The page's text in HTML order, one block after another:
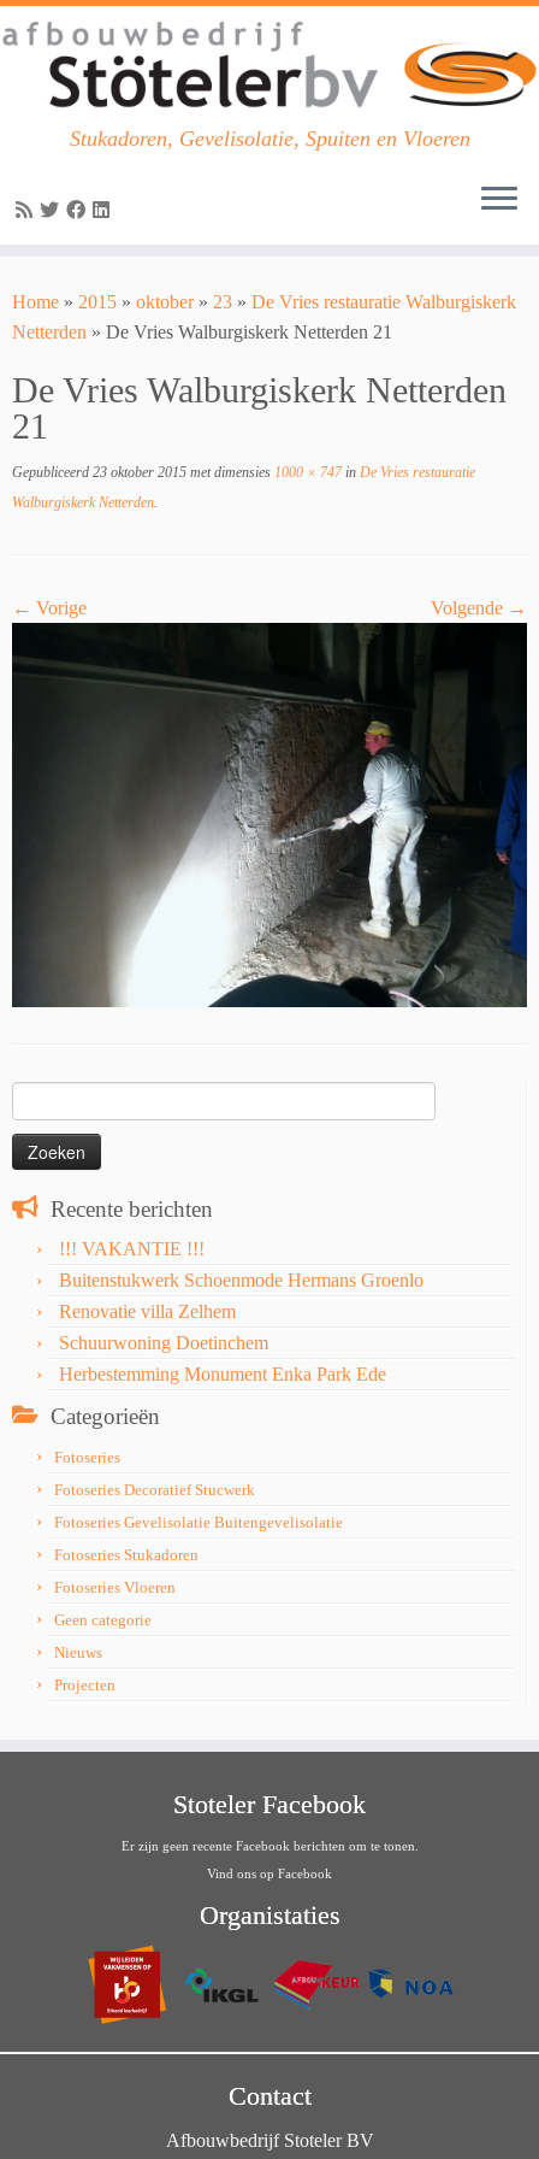
to
content
Stukadoren, Gevelisolatie, Spuiten en Vloeren
Home » 2015 » oktober » 23 » De Vries restauratie Walburgiskerk
Netterden » De Vries Walburgiskerk Netterden 21
De Vries Walburgiskerk Netterden
21
Gepubliceerd 23 oktober 2015 met dimensies 1000 × 747in De Vries restauratie
Walburgiskerk Netterden
← Vorige Volgende →
naar:
Recente berichten
!!! VAKANTIE !!!
Buitenstukwerk Schoenmode Hermans Groenlo
Renovatie villa Zelhem
Schuurwoning Doetinchem
Herbestemming Monument Enka Park Ede
Categorieën
Fotoseries
Fotoseries Decoratief Stucwerk
Fotoseries Gevelisolatie Buitengevelisolatie
Fotoseries Stukadoren
Fotoseries Vloeren
Geen categorie
Nieuws
Projecten
Stoteler Facebook
Er zijn geen recente Facebook berichten om te tonen.
Vind ons op Facebook
Organistaties
Contact
Afbouwbedrijf Stoteler BV